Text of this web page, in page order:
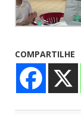
COMPARTILHE